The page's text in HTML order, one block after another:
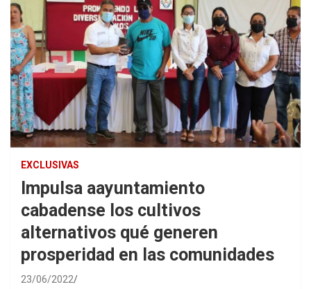
EXCLUSIVAS
Impulsa aayuntamiento
cabadense los cultivos
alternativos qué generen
prosperidad en las comunidades
23/06/2022